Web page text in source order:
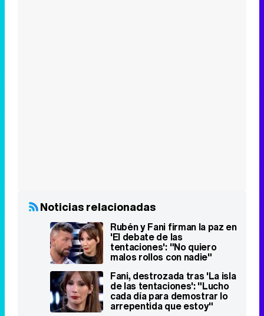
Noticias relacionadas
Rubén y Fani firman la paz en
'El debate de las
tentaciones': "No quiero
malos rollos con nadie"
Fani, destrozada tras 'La isla
de las tentaciones': "Lucho
cada día para demostrar lo
arrepentida que estoy"